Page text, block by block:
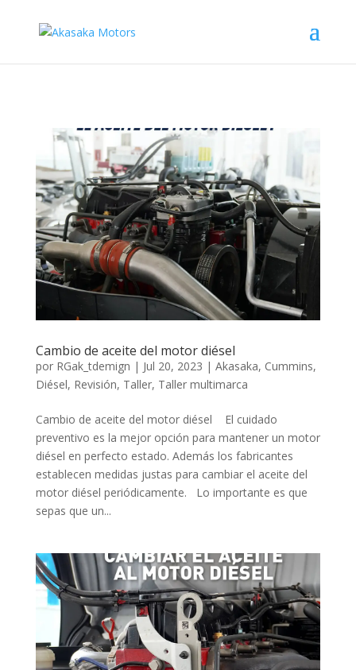
Cambio de aceite del motor diésel
por RGak_tdemign | Jul 20, 2023 | Akasaka, Cummins,
Diésel, Revisión, Taller, Taller multimarca
Cambio de aceite del motor diésel El cuidado
preventivo es la mejor opción para mantener un motor
diésel en perfecto estado. Además los fabricantes
establecen medidas justas para cambiar el aceite del
motor diésel periódicamente. Lo importante es que
sepas que un...